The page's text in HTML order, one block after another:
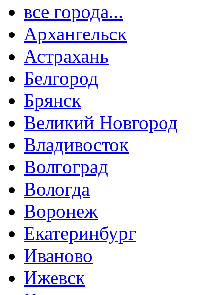
все города...
Архангельск
Астрахань
Белгород
Брянск
Великий Новгород
Владивосток
Волгоград
Вологда
Воронеж
Екатеринбург
Иваново
Ижевск